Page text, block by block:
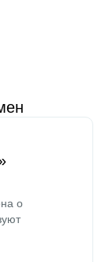
о